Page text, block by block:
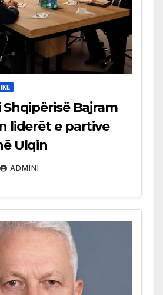
Bajram
liderët e partive
Ulqin
ADMINI